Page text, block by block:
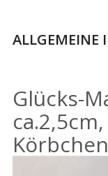
ALLGEMEINE
Glücks-